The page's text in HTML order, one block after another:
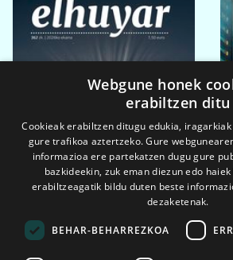
Webgune honek
erabiltzen ditu
Cookieak erabiltzen ditugu edukia,
gure trafikoa aztertzeko. Gure
informazioa ere partekatzen dugu gure
bazkideekin, zuk eman diezun edo
erabiltzeagatik bildu duten beste
dezaketenak.
BEHAR-BEHARREZKOA